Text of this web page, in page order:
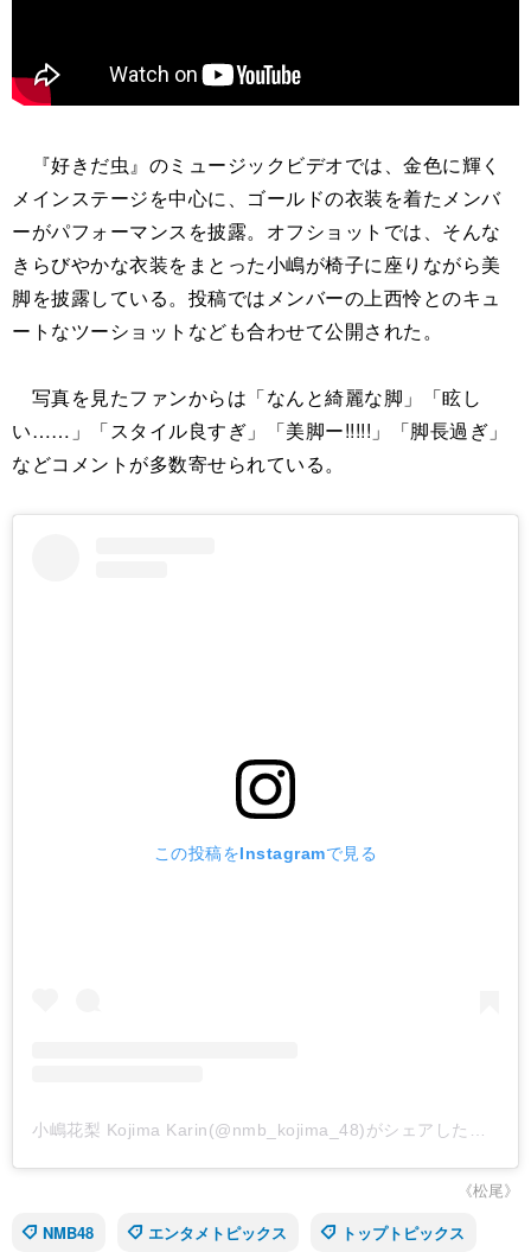
『好きだ虫』のミュージックビデオでは、金色に輝く
メインステージを中心に、ゴールドの衣装を着たメンバ
ーがパフォーマンスを披露。オフショットでは、そんな
きらびやかな衣装をまとった小嶋が椅子に座りながら美
脚を披露している。投稿ではメンバーの上西怜とのキュ
ートなツーショットなども合わせて公開された。
写真を見たファンからは「なんと綺麗な脚」「眩し
い……」「スタイル良すぎ」「美脚ー!!!!!」「脚長過ぎ」
などコメントが多数寄せられている。
この投稿をInstagramで見る
《松尾》
NMB48
エンタメトピックス トップトピックス